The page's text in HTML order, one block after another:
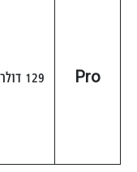
Pro 129 דולר